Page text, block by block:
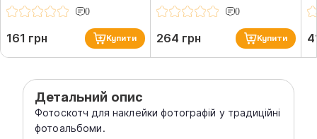
0
161 грн Купити
0
264 грн Купити
Детальний опис
Фотоскотч для наклейки фотографій у традиційні
фотоальбоми.